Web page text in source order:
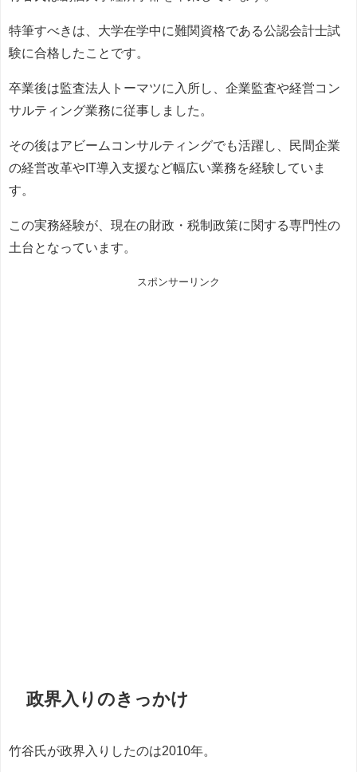
特筆すべきは、大学在学中に難関資格である公認会計士試
験に合格したことです。
卒業後は監査法人トーマツに入所し、企業監査や経営コン
サルティング業務に従事しました。
その後はアビームコンサルティングでも活躍し、民間企業
の経営改革やIT導入支援など幅広い業務を経験していま
す。
この実務経験が、現在の財政・税制政策に関する専門性の
土台となっています。
スポンサーリンク
政界入りのきっかけ
竹谷氏が政界入りしたのは2010年。